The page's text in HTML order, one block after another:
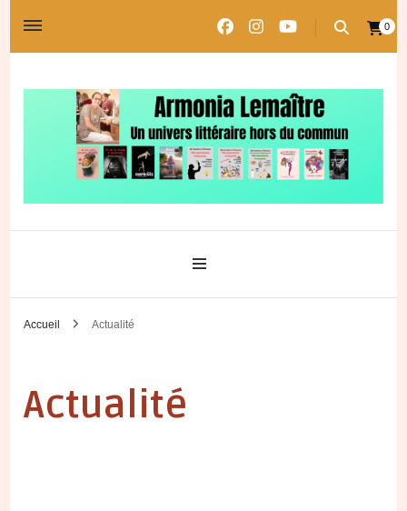
0
Les univers d'Armonia
Un univers littéraire hors du commun
Accueil Actualité
Actualité